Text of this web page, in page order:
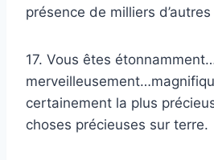
présence de milliers
17. Vous êtes
certainement la plus
choses précieuses sur terre.